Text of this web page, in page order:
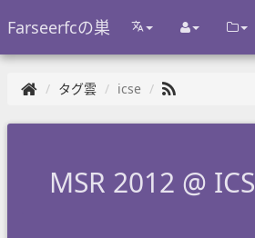
Farseerfcの巣
タグ雲 icse
MSR 2012 @